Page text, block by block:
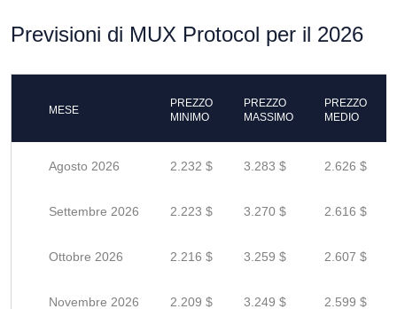
Previsioni di MUX Protocol per il 2026
MESE
PREZZO
MINIMO
PREZZO
MASSIMO
PREZZO
MEDIO
Agosto 2026 2.232 $ 3.283 $ 2.626 $
Settembre 2026 2.223 $ 3.270 $ 2.616 $
Ottobre 2026 2.216 $ 3.259 $ 2.607 $
Novembre 2026 2.209 $ 3.249 $ 2.599 $